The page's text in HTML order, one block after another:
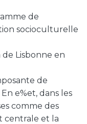
de
socioculturelle
Lisbonne en
de
e%et, dans les
comme des
centrale et la